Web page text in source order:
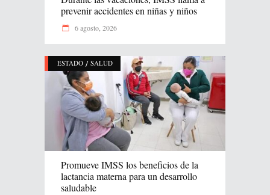
prevenir accidentes en niñas y niños
6 agosto, 2026
ESTADO / SALUD
Promueve IMSS los beneficios de la
lactancia materna para un desarrollo
saludable